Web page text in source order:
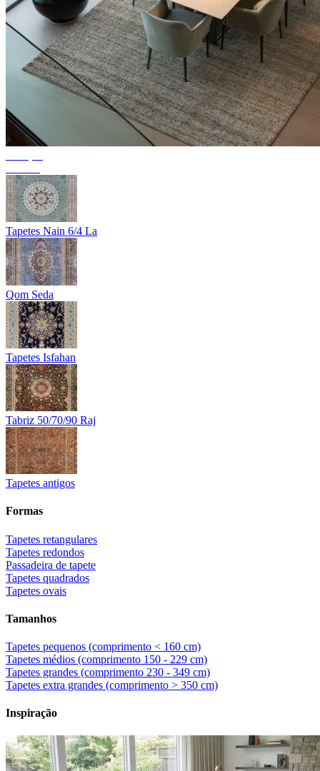
Tapetes Nain 6/4 La
Qom Seda
Tapetes Isfahan
Tabriz 50/70/90 Raj
Tapetes antigos
Formas
Tapetes retangulares
Tapetes redondos
Passadeira de tapete
Tapetes quadrados
Tapetes ovais
Tamanhos
Tapetes pequenos (comprimento < 160 cm)
Tapetes médios (comprimento 150 - 229 cm)
Tapetes grandes (comprimento 230 - 349 cm)
Tapetes extra grandes (comprimento > 350 cm)
Inspiração